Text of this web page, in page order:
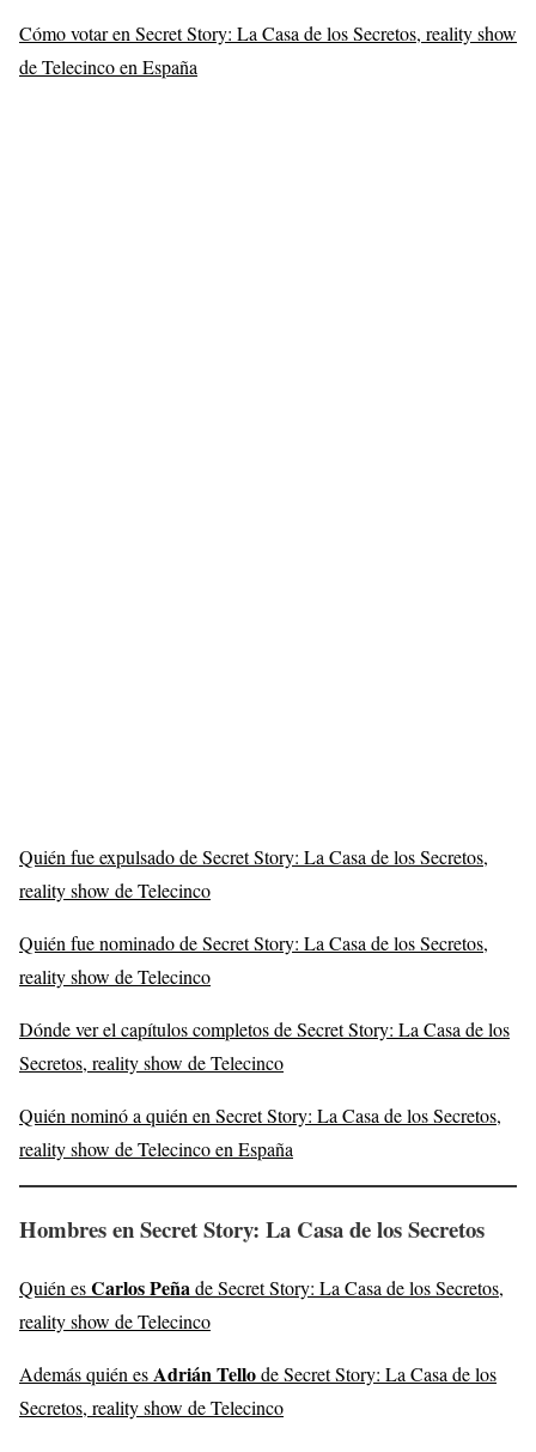
Cómo votar en Secret Story: La Casa de los Secretos, reality show
de Telecinco en España
Quién fue expulsado de Secret Story: La Casa de los Secretos,
reality show de Telecinco
Quién fue nominado de Secret Story: La Casa de los Secretos,
reality show de Telecinco
Dónde ver el capítulos completos de Secret Story: La Casa de los
Secretos, reality show de Telecinco
Quién nominó a quién en Secret Story: La Casa de los Secretos,
reality show de Telecinco en España
Hombres en Secret Story: La Casa de los Secretos
Quién esCarlos Peñade Secret Story: La Casa de los Secretos,
reality show de Telecinco
Además quién esAdrián Tellode Secret Story: La Casa de los
Secretos, reality show de Telecinco